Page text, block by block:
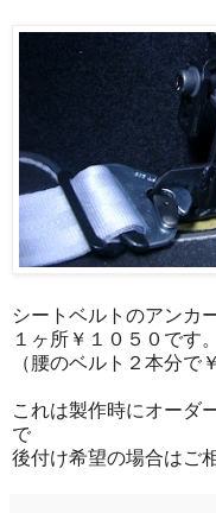
シートベルトのアンカ
１ヶ所￥１０５０です。
（腰のベルト２本分で
これは製作時にオーダ
で
後付け希望の場合はご